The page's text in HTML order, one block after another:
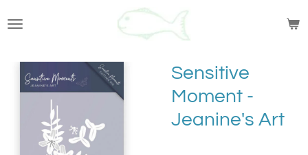
direct
hoofdinhoud
Sensitive
Moment -
Jeanine's Art